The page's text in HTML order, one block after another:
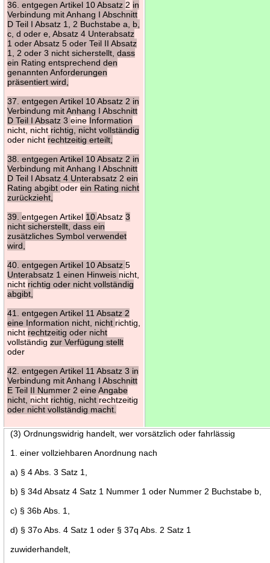
36. entgegen Artikel 10 Absatz 2 in
Verbindung mit Anhang I Abschnitt
D Teil I Absatz 1, 2 Buchstabe a, b,
c, d oder e, Absatz 4 Unterabsatz
1 oder Absatz 5 oder Teil II Absatz
1, 2 oder 3 nicht sicherstellt, dass
ein Rating entsprechend den
genannten Anforderungen
präsentiert wird,
37. entgegen Artikel 10 Absatz 2 in
Verbindung mit Anhang I Abschnitt
D Teil I Absatz 3eine Information
nicht, nicht richtig, nicht vollständig
oder nicht rechtzeitig erteilt,
38. entgegen Artikel 10 Absatz 2 in
Verbindung mit Anhang I Abschnitt
D Teil I Absatz 4 Unterabsatz 2 ein
Rating abgibtoderein Rating nicht
zurückzieht,
39.entgegen Artikel 10Absatz3
nicht sicherstellt, dass ein
zusätzliches Symbol verwendet
wird,
40. entgegen Artikel 10 Absatz5
Unterabsatz 1 einen Hinweis nicht,
nicht richtig oder nicht vollständig
abgibt,
41. entgegen Artikel 11 Absatz 2
eine Information nicht, nicht richtig,
nicht rechtzeitig oder nicht
vollständigzur Verfügung stellt
oder
42. entgegen Artikel 11 Absatz 3 in
Verbindung mit Anhang I Abschnitt
E Teil II Nummer 2 eine Angabe
nicht, nicht richtig, nicht rechtzeitig
oder nicht vollständig macht.
(3) Ordnungswidrig handelt, wer vorsätzlich oder fahrlässig
1. einer vollziehbaren Anordnung nach
a) § 4 Abs. 3 Satz 1,
b) § 34d Absatz 4 Satz 1 Nummer 1 oder Nummer 2 Buchstabe b,
c) § 36b Abs. 1,
d) § 37o Abs. 4 Satz 1 oder § 37q Abs. 2 Satz 1
zuwiderhandelt,